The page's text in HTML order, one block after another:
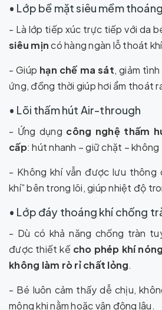
• Lớp bề mặt siêu mềm
- Là lớp tiếp xúc trực tiếp với da
siêu mịncó hàng ngàn lỗ thoát
- Giúp hạn chế ma sát, giảm
ứng, đồng thời giúp hơi ẩm thoát
• Lõi thấm hút Air-through
- Ứng dụng công nghệ thấm
cấp: hút nhanh – giữ chặt –
- Không khí vẫn được lưu thông
khí” bên trong lõi, giúp nhiệt độ
• Lớp đáy thoáng khí chống
- Dù có khả năng chống tràn
được thiết kế cho phép khí
không làm rò rỉ chất lỏng.
- Bé luôn cảm thấy dễ chịu,
mông khi nằm hoặc vận động lâu.